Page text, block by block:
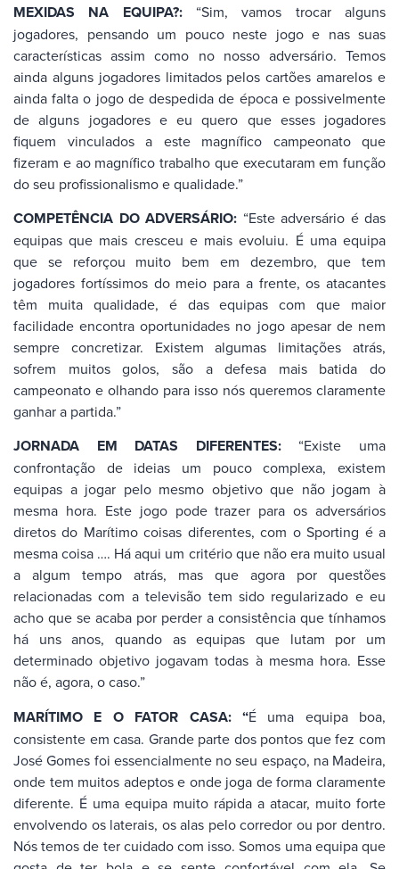
MEXIDAS NA EQUIPA?: “Sim, vamos trocar alguns
jogadores, pensando um pouco neste jogo e nas suas
características assim como no nosso adversário. Temos
ainda alguns jogadores limitados pelos cartões amarelos e
ainda falta o jogo de despedida de época e possivelmente
de alguns jogadores e eu quero que esses jogadores
fiquem vinculados a este magnífico campeonato que
fizeram e ao magnífico trabalho que executaram em função
do seu profissionalismo e qualidade.”
COMPETÊNCIA DO ADVERSÁRIO: “Este adversário é das
equipas que mais cresceu e mais evoluiu. É uma equipa
que se reforçou muito bem em dezembro, que tem
jogadores fortíssimos do meio para a frente, os atacantes
têm muita qualidade, é das equipas com que maior
facilidade encontra oportunidades no jogo apesar de nem
sempre concretizar. Existem algumas limitações atrás,
sofrem muitos golos, são a defesa mais batida do
campeonato e olhando para isso nós queremos claramente
ganhar a partida.”
JORNADA EM DATAS DIFERENTES: “Existe uma
confrontação de ideias um pouco complexa, existem
equipas a jogar pelo mesmo objetivo que não jogam à
mesma hora. Este jogo pode trazer para os adversários
diretos do Marítimo coisas diferentes, com o Sporting é a
mesma coisa …. Há aqui um critério que não era muito usual
a algum tempo atrás, mas que agora por questões
relacionadas com a televisão tem sido regularizado e eu
acho que se acaba por perder a consistência que tínhamos
há uns anos, quando as equipas que lutam por um
determinado objetivo jogavam todas à mesma hora. Esse
não é, agora, o caso.”
MARÍTIMO E O FATOR CASA: “É uma equipa boa,
consistente em casa. Grande parte dos pontos que fez com
José Gomes foi essencialmente no seu espaço, na Madeira,
onde tem muitos adeptos e onde joga de forma claramente
diferente. É uma equipa muito rápida a atacar, muito forte
envolvendo os laterais, os alas pelo corredor ou por dentro.
Nós temos de ter cuidado com isso. Somos uma equipa que